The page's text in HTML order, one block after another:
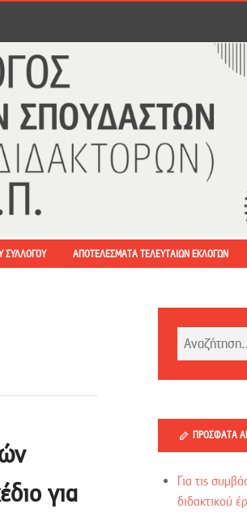
ΣΥΛΛΌΓΟΥ ΑΠΟΤΕΛΈΣΜΑΤΑ ΤΕΛΕΥΤΑΊΩΝ ΕΚΛΟΓΏΝ
για
ΠΡΌΣΦΑΤΑ
Για τις
διδακτικού